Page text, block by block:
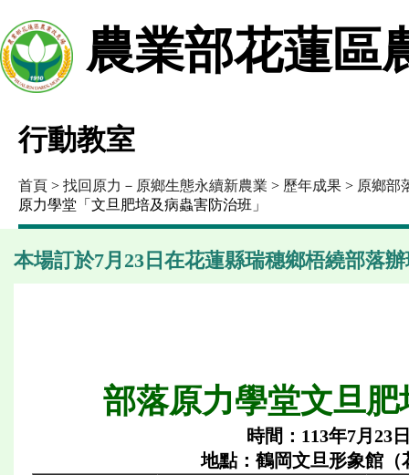
農業部花蓮區
行動教室
首頁 > 找回原力－原鄉生態永續新農業 > 歷年成果 > 原鄉部
原力學堂「文旦肥培及病蟲害防治班」
本場訂於7月23日在花蓮縣瑞穗鄉梧繞部落
部落原力學堂文旦
時間：113年7月23
地點：鶴岡文旦形象館（